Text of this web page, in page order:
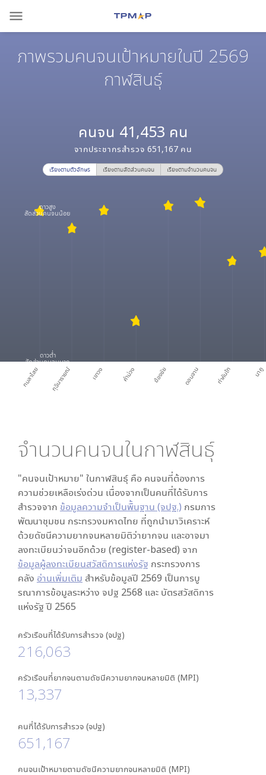
menu
ภาพรวมคนจนเป้าหมายในปี 2569
กาฬสินธุ์
คนจน 41,453 คน
จากประชากรสำรวจ 651,167 คน
เรียงตามตัวอักษร เรียงตามสัดส่วนคนจน เรียงตามจำนวนคนจน
กมลาไสย กุฉินารายณ์ เขาวง คำม่วง ฆ้องชัย ดอนจาน ท่าคันโท นาคู
ดาวสูง
สัดส่วนคนจนน้อย
ดาวต่ำ
สัดส่วนคนจนมาก
จำนวนคนจนในกาฬสินธุ์
"คนจนเป้าหมาย" ในกาฬสินธุ์ คือ คนจนที่ต้องการ
ความช่วยเหลือเร่งด่วน เนื่องจากเป็นคนที่ได้รับการ
สำรวจจาก ข้อมูลความจำเป็นพื้นฐาน (จปฐ.) กรมการ
พัฒนาชุมชน กระทรวงมหาดไทย ที่ถูกนำมาวิเคราะห์
ด้วยดัชนีความยากจนหลายมิติว่ายากจน และอาจมา
ลงทะเบียนว่าจนอีกด้วย (register-based) จาก
ข้อมูลผู้ลงทะเบียนสวัสดิการแห่งรัฐ กระทรวงการ
คลัง อ่านเพิ่มเติม สำหรับข้อมูลปี 2569 เป็นการบู
รณาการข้อมูลระหว่าง จปฐ 2568 และ บัตรสวัสดิการ
แห่งรัฐ ปี 2565
ครัวเรือนที่ได้รับการสำรวจ (จปฐ)
216,063
ครัวเรือนที่ยากจนตามดัชนีความยากจนหลายมิติ (MPI)
13,337
คนที่ได้รับการสำรวจ (จปฐ)
651,167
คนจนเป้าหมายตามดัชนีความยากจนหลายมิติ (MPI)